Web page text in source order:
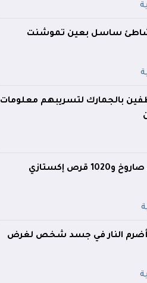
شاطئ ساسل بعين تموشنت
بالجمارك لتسريبهم معلومات
أضرم النار في جسد شخص لغرض